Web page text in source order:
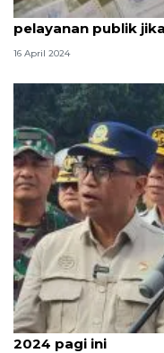
Legislator ingatkan
pelayanan publik
16 April 2024
Korlantas hentikan
2024 pagi ini